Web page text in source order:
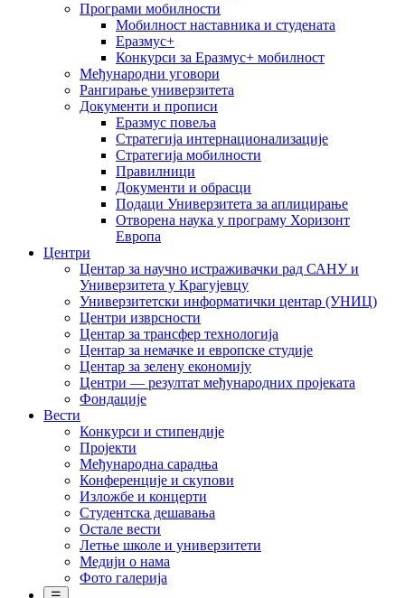
Програми мобилности
Мобилност наставника и студената
Еразмус+
Конкурси за Еразмус+ мобилност
Међународни уговори
Рангирање универзитета
Документи и прописи
Еразмус повеља
Стратегија интернационализације
Стратегија мобилности
Правилници
Документи и обрасци
Подаци Универзитета за аплицирање
Отворена наука у програму Хоризонт
Европа
Центри
Центар за научно истраживачки рад САНУ и
Универзитета у Крагујевцу
Универзитетски информатички центар (УНИЦ)
Центри изврсности
Центар за трансфер технологија
Центар за немачке и европске студије
Центар за зелену економију
Центри — резултат међународних пројеката
Фондације
Вести
Конкурси и стипендије
Пројекти
Међународна сарадња
Конференције и скупови
Изложбе и концерти
Студентска дешавања
Остале вести
Летње школе и универзитети
Медији о нама
Фото галерија